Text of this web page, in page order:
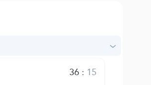
36: 15